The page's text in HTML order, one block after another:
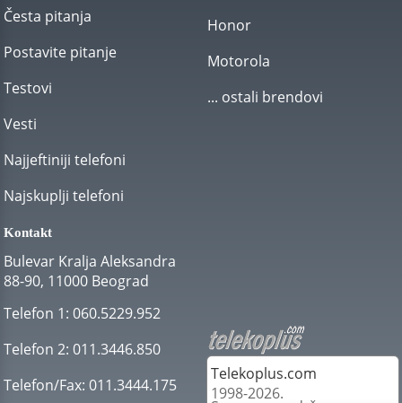
Česta pitanja
Postavite pitanje
Testovi
Vesti
Najjeftiniji telefoni
Najskuplji telefoni
Honor
Motorola
... ostali brendovi
Kontakt
Bulevar Kralja Aleksandra
88-90, 11000 Beograd
Telefon 1: 060.5229.952
Telefon 2: 011.3446.850
Telefon/Fax: 011.3444.175
Telekoplus.com
1998-2026.